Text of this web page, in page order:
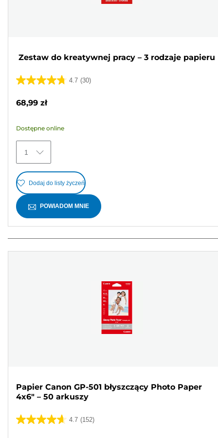
Zestaw do kreatywnej pracy – 3 rodzaje papieru
4.7 (30)
4.7
5
30
Recenzji
68,99 zł
Dostępne online
1
Dodaj do listy życzeń
POWIADOM MNIE
Papier Canon GP-501 błyszczący Photo Paper
4x6" – 50 arkuszy
4.7 (152)
4.7